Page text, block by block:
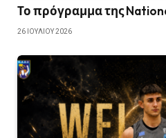
Το πρόγραμμα της
26 ΙΟΥΛΊΟΥ 2026